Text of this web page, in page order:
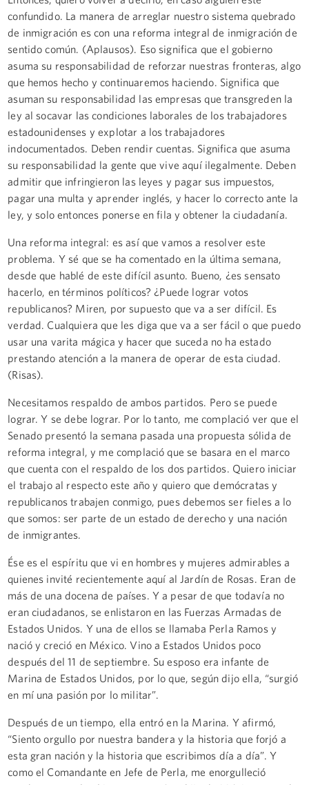
confundido. La manera de arreglar nuestro sistema quebrado
de inmigración es con una reforma integral de inmigración de
sentido común. (Aplausos). Eso significa que el gobierno
asuma su responsabilidad de reforzar nuestras fronteras, algo
que hemos hecho y continuaremos haciendo. Significa que
asuman su responsabilidad las empresas que transgreden la
ley al socavar las condiciones laborales de los trabajadores
estadounidenses y explotar a los trabajadores
indocumentados. Deben rendir cuentas. Significa que asuma
su responsabilidad la gente que vive aquí ilegalmente. Deben
admitir que infringieron las leyes y pagar sus impuestos,
pagar una multa y aprender inglés, y hacer lo correcto ante la
ley, y solo entonces ponerse en fila y obtener la ciudadanía.
Una reforma integral: es así que vamos a resolver este
problema. Y sé que se ha comentado en la última semana,
desde que hablé de este difícil asunto. Bueno, ¿es sensato
hacerlo, en términos políticos? ¿Puede lograr votos
republicanos? Miren, por supuesto que va a ser difícil. Es
verdad. Cualquiera que les diga que va a ser fácil o que puedo
usar una varita mágica y hacer que suceda no ha estado
prestando atención a la manera de operar de esta ciudad.
(Risas).
Necesitamos respaldo de ambos partidos. Pero se puede
lograr. Y se debe lograr. Por lo tanto, me complació ver que el
Senado presentó la semana pasada una propuesta sólida de
reforma integral, y me complació que se basara en el marco
que cuenta con el respaldo de los dos partidos. Quiero iniciar
el trabajo al respecto este año y quiero que demócratas y
republicanos trabajen conmigo, pues debemos ser fieles a lo
que somos: ser parte de un estado de derecho y una nación
de inmigrantes.
Ése es el espíritu que vi en hombres y mujeres admirables a
quienes invité recientemente aquí al Jardín de Rosas. Eran de
más de una docena de países. Y a pesar de que todavía no
eran ciudadanos, se enlistaron en las Fuerzas Armadas de
Estados Unidos. Y una de ellos se llamaba Perla Ramos y
nació y creció en México. Vino a Estados Unidos poco
después del 11 de septiembre. Su esposo era infante de
Marina de Estados Unidos, por lo que, según dijo ella, “surgió
en mí una pasión por lo militar”.
Después de un tiempo, ella entró en la Marina. Y afirmó,
“Siento orgullo por nuestra bandera y la historia que forjó a
esta gran nación y la historia que escribimos día a día”. Y
como el Comandante en Jefe de Perla, me enorgulleció